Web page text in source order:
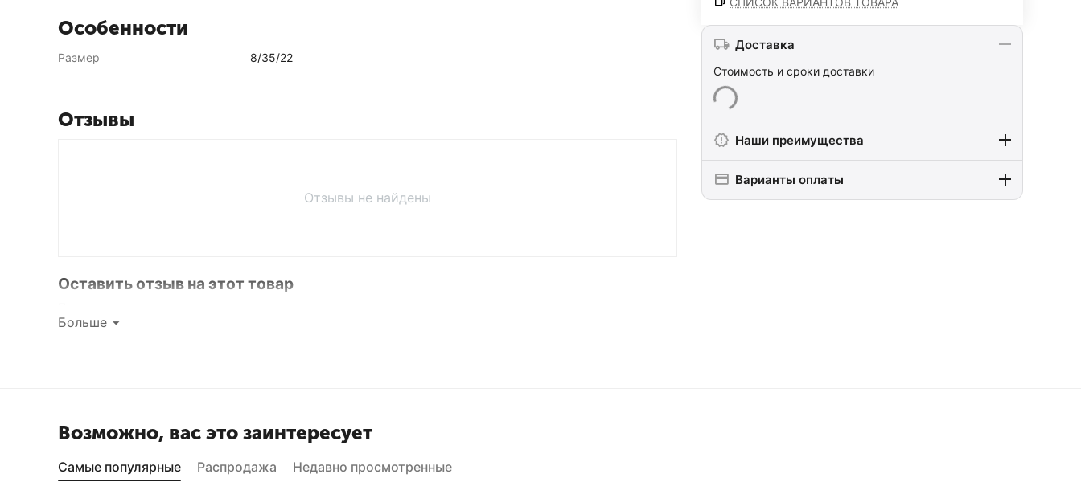
Доставка
Стоимость и сроки доставки
Наши преимущества
Варианты оплаты
Особенности
Размер 8/35/22
Отзывы
Отзывы не найдены
Оставить отзыв на этот товар
Больше
Возможно, вас это заинтересует
Самые популярные Распродажа Недавно просмотренные